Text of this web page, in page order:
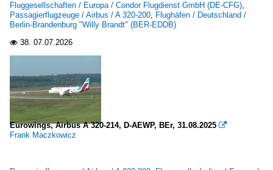
Fluggesellschaften / Europa / Condor Flugdienst GmbH (DE-CFG),
Passagierflugzeuge / Airbus / A 320-200, Flughäfen / Deutschland /
Berlin-Brandenburg "Willy Brandt" (BER-EDDB)
 38. 07.07.2026
Eurowings, Airbus A 320-214, D-AEWP, BEr, 31.08.2025 
Frank Maczkowicz